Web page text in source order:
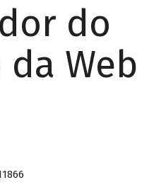
do
Web